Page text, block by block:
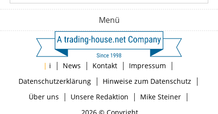
Menü
| i | News | Kontakt | Impressum |
Datenschutzerklärung| Hinweise zum Datenschutz |
Über uns | Unsere Redaktion | Mike Steiner|